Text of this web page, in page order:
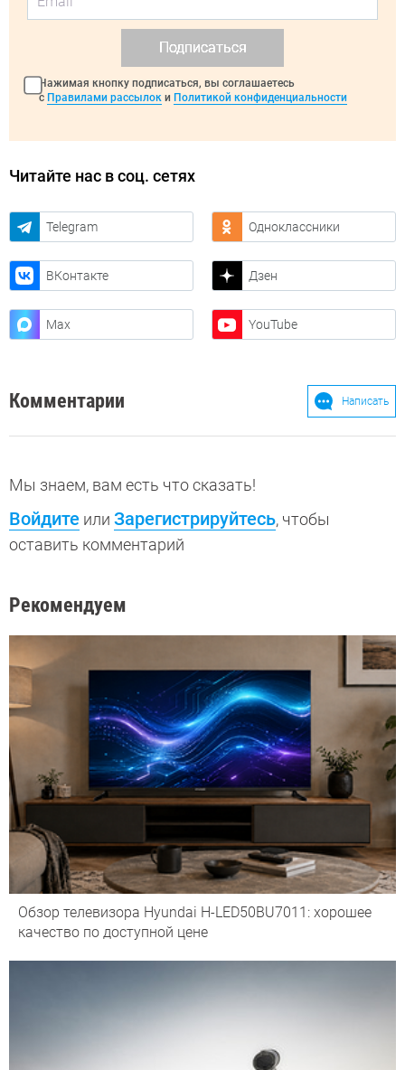
Подписаться
Нажимая кнопку подписаться, вы соглашаетесь
с Правилами рассылок и Политикой конфиденциальности
Читайте нас в соц. сетях
Telegram Одноклассники
ВКонтакте Дзен
Max YouTube
Комментарии Написать
Мы знаем, вам есть что сказать!
Войдите или Зарегистрируйтесь, чтобы
оставить комментарий
Рекомендуем
Обзор телевизора Hyundai H-LED50BU7011: хорошее
качество по доступной цене